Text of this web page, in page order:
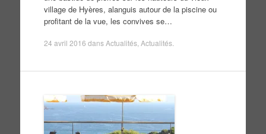
village de Hyères, alanguis autour de la piscine ou
profitant de la vue, les convives se…
24 avril 2016 dansActualités, Actualités.